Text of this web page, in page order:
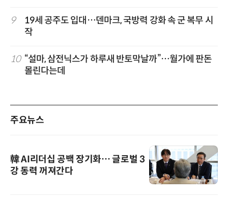
9
19세 공주도 입대…덴마크, 국방력 강화 속 군 복무 시
작
10 “설마, 삼전닉스가 하루새 반토막날까”…월가에 판돈
몰린다는데
주요뉴스
韓 AI리더십 공백 장기화… 글로벌 3
강 동력 꺼져간다